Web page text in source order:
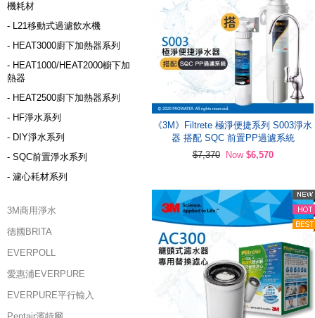
機耗材
- L21移動式過濾飲水機
- HEAT3000廚下加熱器系列
- HEAT1000/HEAT2000櫥下加
熱器
- HEAT2500廚下加熱器系列
- HF淨水系列
- DIY淨水系列
- SQC前置淨水系列
- 濾心耗材系列
3M商用淨水
德國BRITA
EVERPOLL
愛惠浦EVERPURE
EVERPURE平行輸入
《3M》Filtrete 極淨便捷系列 S003淨水
器 搭配 SQC 前置PP過濾系統
$7,370
Now $6,570